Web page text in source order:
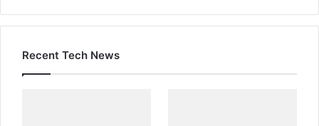
Recent Tech News